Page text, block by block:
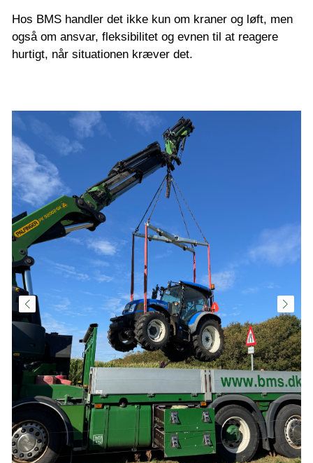
Hos BMS handler det ikke kun om kraner og løft, men
også om ansvar, fleksibilitet og evnen til at reagere
hurtigt, når situationen kræver det.